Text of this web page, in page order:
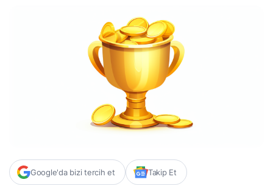
Google'da bizi tercih et Takip Et